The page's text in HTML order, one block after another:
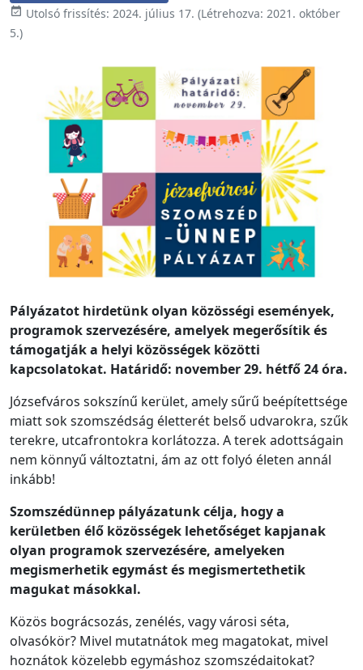
 Utolsó frissítés: 2024. július 17. (Létrehozva: 2021. október
5.)
Pályázatot hirdetünk olyan közösségi események,
programok szervezésére, amelyek megerősítik és
támogatják a helyi közösségek közötti
kapcsolatokat. Határidő: november 29. hétfő 24 óra.
Józsefváros sokszínű kerület, amely sűrű beépítettsége
miatt sok szomszédság életterét belső udvarokra, szűk
terekre, utcafrontokra korlátozza. A terek adottságain
nem könnyű változtatni, ám az ott folyó életen annál
inkább!
Szomszédünnep pályázatunk célja, hogy a
kerületben élő közösségek lehetőséget kapjanak
olyan programok szervezésére, amelyeken
megismerhetik egymást és megismertethetik
magukat másokkal.
Közös bográcsozás, zenélés, vagy városi séta,
olvasókör? Mivel mutatnátok meg magatokat, mivel
hoznátok közelebb egymáshoz szomszédaitokat?